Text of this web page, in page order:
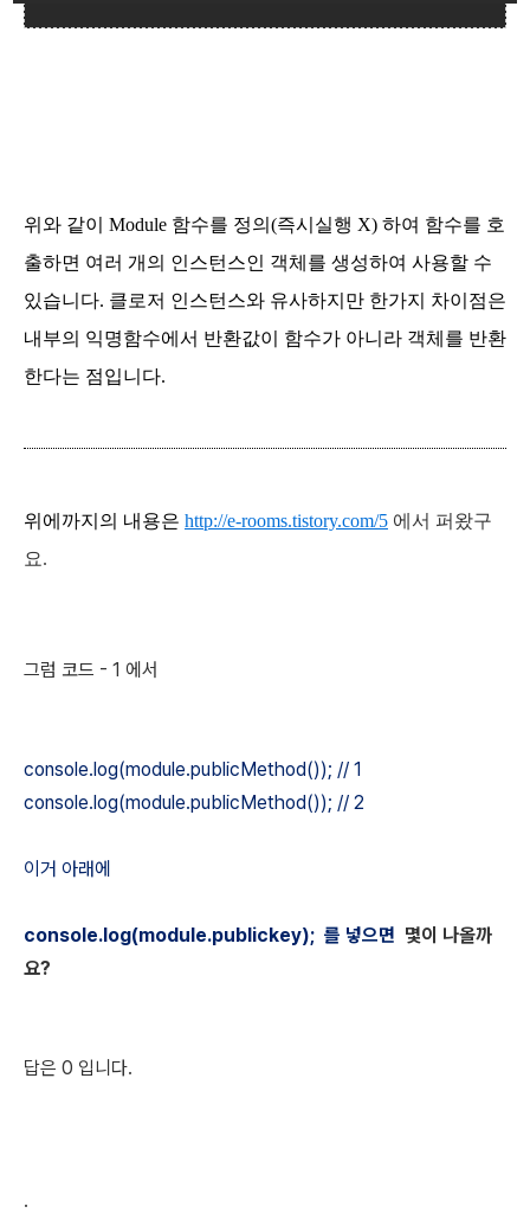
위와 같이 Module 함수를 정의(즉시실행 X) 하여 함수를 호
출하면 여러 개의 인스턴스인 객체를 생성하여 사용할 수
있습니다. 클로저 인스턴스와 유사하지만 한가지 차이점은
내부의 익명함수에서 반환값이 함수가 아니라 객체를 반환
한다는 점입니다.
위에까지의 내용은 http://e-rooms.tistory.com/5 에서 퍼왔구
요.
그럼 코드 - 1 에서
console.log(module.publicMethod()); // 1
console.log(module.publicMethod()); // 2
이거 아래에
console.log(module.publickey); 를 넣으면 몇이 나올까
요?
답은 0 입니다.
.